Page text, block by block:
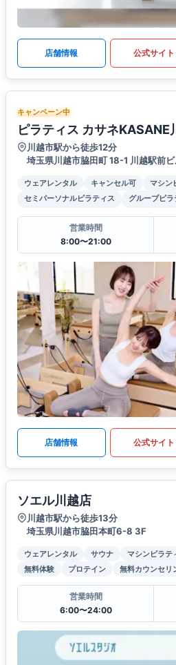
店舗情報 公式サイト
キャンペーン中
ピラティス カサネKASANE
川越市駅から徒歩12分
埼玉県川越市脇田町 18-1 川越駅前
ウェアレンタル キャンセル可
マシン
セミパーソナルピラティス
グループピラ
営業時間
8:00〜21:00
店舗情報 公式サイト
ソエル川越店
川越市駅から徒歩13分
埼玉県川越市脇田本町6-8 3F
ウェアレンタル サウナ マシンピラテ
無料体験
プロテイン 無料カウンセリ
営業時間
6:00〜24:00